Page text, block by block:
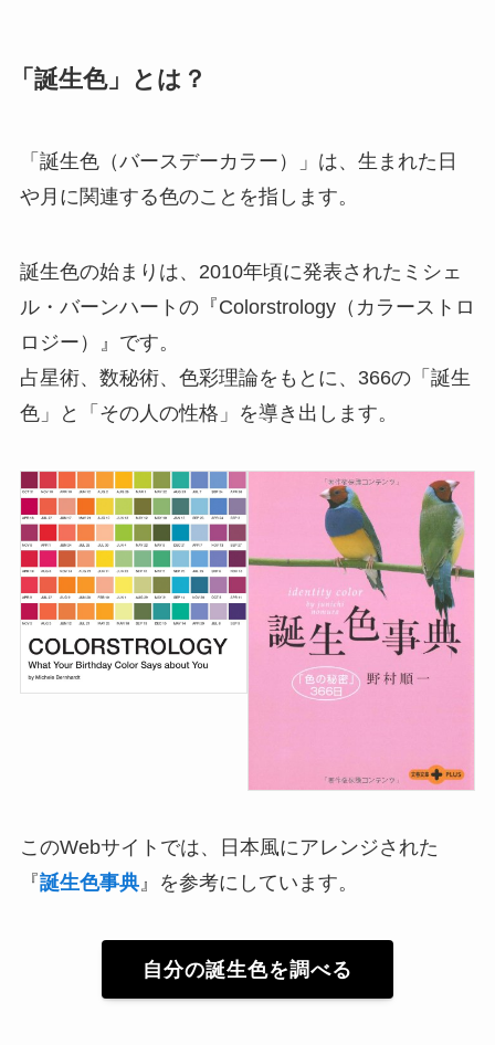
「誕生色」とは？
「誕生色（バースデーカラー）」は、生まれた日
や月に関連する色のことを指します。
誕生色の始まりは、2010年頃に発表されたミシェ
ル・バーンハートの『Colorstrology（カラーストロ
ロジー）』です。
占星術、数秘術、色彩理論をもとに、366の「誕生
色」と「その人の性格」を導き出します。
このWebサイトでは、日本風にアレンジされた
『誕生色事典』を参考にしています。
自分の誕生色を調べる